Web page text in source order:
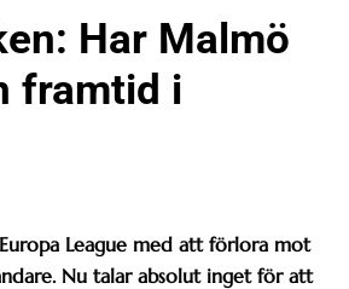
Har Malmö
framtid i
League med att förlora mot
Nu talar absolut inget för att